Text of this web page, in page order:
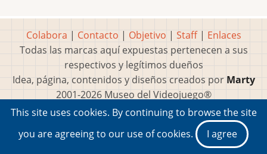
Colabora | Contacto | Objetivo | Staff| Enlaces
Todas las marcas aquí expuestas pertenecen a sus
respectivos y legítimos dueños
Idea, página, contenidos y diseños creados por Marty
2001-2026 Museo del Videojuego®
This site uses cookies. By continuing to browse the site
you are agreeing to our use of cookies.
I agree